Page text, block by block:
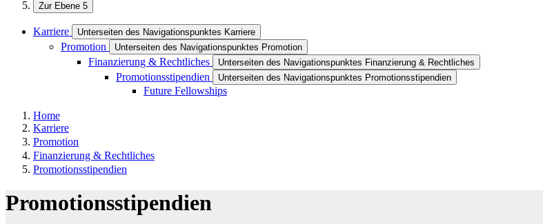
Zur Ebene 5
Karriere Unterseiten des Navigationspunktes Karriere
Promotion Unterseiten des Navigationspunktes Promotion
Finanzierung & Rechtliches Unterseiten des Navigationspunktes Finanzierung & Rechtliches
Promotionsstipendien Unterseiten des Navigationspunktes Promotionsstipendien
Future Fellowships
Home
Karriere
Promotion
Finanzierung & Rechtliches
Promotionsstipendien
Promotionsstipendien